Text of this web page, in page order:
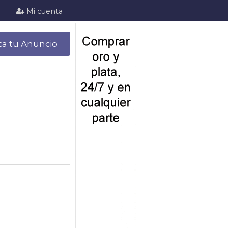
Mi cuenta
tu Anuncio